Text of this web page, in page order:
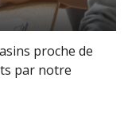
proche de
par notre